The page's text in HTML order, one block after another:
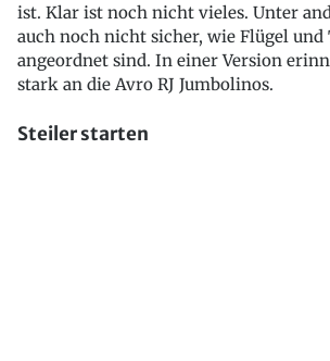
ist. Klar ist noch nicht vieles. Unter
auch noch nicht sicher, wie Flügel
angeordnet sind. In einer Version
stark an die Avro RJ Jumbolinos.
Steiler starten